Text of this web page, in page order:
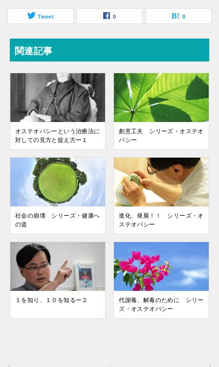
Tweet 0 0
関連記事
オステオパシーという治療法に
対しての見方と捉え方ー１
創意工夫 シリーズ・オステオ
パシー
社会の崩壊 シリーズ・健康へ
の道
進化、発展！！ シリーズ・オ
ステオパシー
１を知り、１０を知るー２
代謝毒、解毒のために シリー
ズ・オステオパシー